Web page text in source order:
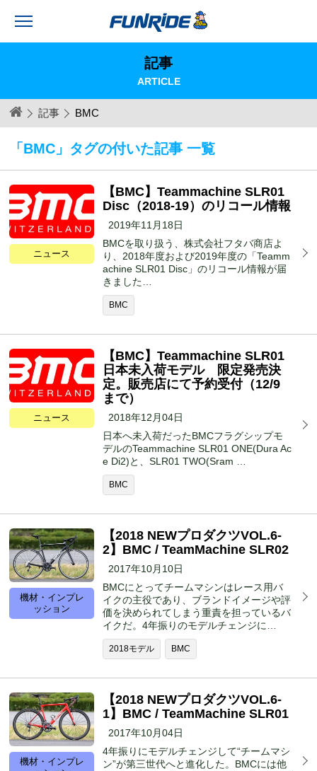
記事
ARTICLE
記事 BMC
「BMC」タグの付いた記事 一覧
ニュース
【BMC】Teammachine SLR01
Disc（2018-19）のリコール情報
2019年11月18日
BMCを取り扱う、株式会社フタバ商店よ
り、2018年度および2019年度の「Teamm
achine SLR01 Disc」のリコール情報が届
きました…
BMC
ニュース
【BMC】Teammachine SLR01
日本未入荷モデル 限定発売決
定。販売店にて予約受付（12/9
まで）
2018年12月04日
日本へ未入荷だったBMCフラグシップモ
デルのTeammachine SLR01 ONE(Dura Ac
e Di2)と、SLR01 TWO(Sram …
BMC
機材・インプレ
ッション
【2018 NEWプロダクツVOL.6-
2】BMC / TeamMachine SLR02
2017年10月10日
BMCにとってチームマシンはレース用バ
イクの主役であり、ブランドイメージや評
価を決められてしまう重責を担っているバ
イクだ。4年振りのモデルチェンジに…
2018モデル BMC
機材・インプレ
【2018 NEWプロダクツVOL.6-
1】BMC / TeamMachine SLR01
2017年10月04日
4年振りにモデルチェンジして“チームマシ
ン”が第三世代へと進化した。BMCには他